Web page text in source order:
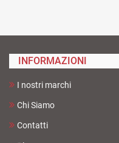
INFORMAZIONI
I nostri marchi
Chi Siamo
Contatti